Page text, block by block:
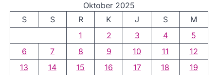
Oktober 2025
S
S R K J S
M
1
2 3 4
5
6
7 8 9 10 11
12
13
14 15 16 17 18
19